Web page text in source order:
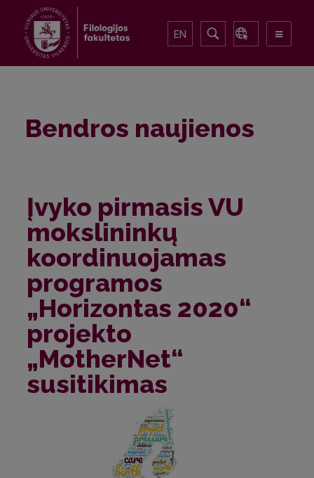
EN
Bendros naujienos
Įvyko pirmasis VU
mokslininkų
koordinuojamas
programos
„Horizontas 2020“
projekto
„MotherNet“
susitikimas